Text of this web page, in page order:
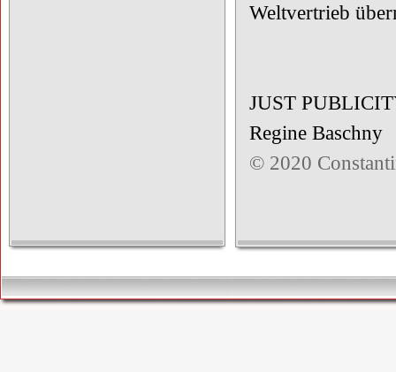
Weltvertrieb
JUST
Regine Baschny
© 2020